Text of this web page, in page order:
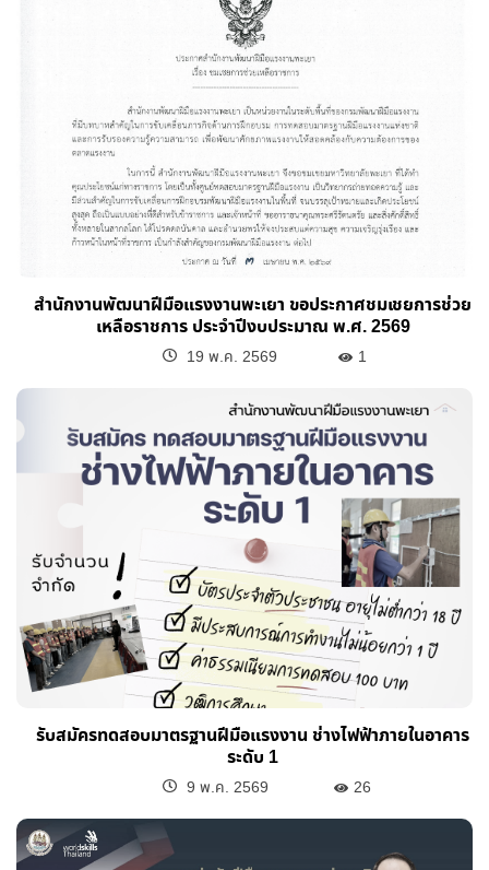
สำนักงานพัฒนาฝีมือแรงงานพะเยา ขอประกาศชมเชยการช่วย
เหลือราชการ ประจำปีงบประมาณ พ.ศ. 2569
19 พ.ค. 2569 1
รับสมัครทดสอบมาตรฐานฝีมือแรงงาน ช่างไฟฟ้าภายในอาคาร
ระดับ 1
9 พ.ค. 2569 26